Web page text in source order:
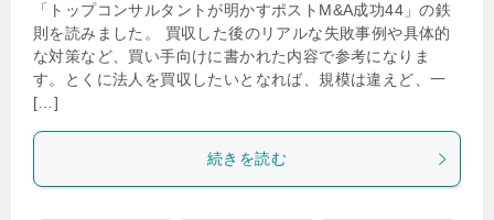
「トップコンサルタントが明かすポストM&A成功44」の鉄
則を読みました。 買収した後のリアルな失敗事例や具体的
な対策など、買い手向けに書かれた内容で参考になりま
す。とくに法人を買収したいとなれば、規模は違えど、一
[…]
続きを読む